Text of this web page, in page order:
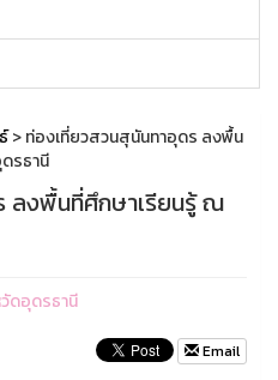
> ท่องเที่ยวสวนสุนันทาอุดร ลงพื้น
รธานี
ลงพื้นที่ศึกษาเรียนรู้ ณ
ดอุดรธานี
Email